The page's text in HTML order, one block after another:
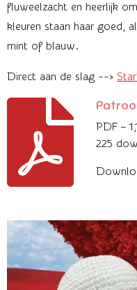
fluweelzacht en heerlijk
kleuren staan haar goed,
mint of blauw.
Direct aan de slag -->
PDF –
225